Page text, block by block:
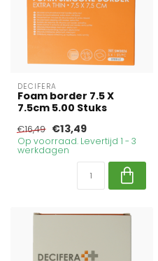
DECIFERA
Foam border 7.5 X
7.5cm 5.00 Stuks
€16,49 €13,49
Op voorraad. Levertijd 1 - 3
werkdagen